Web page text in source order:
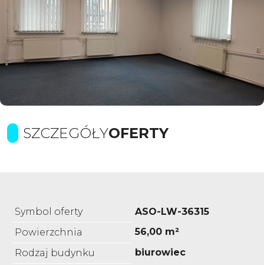
SZCZEGÓŁYOFERTY
Symbol oferty
ASO-LW-36315
Powierzchnia
56,00 m²
Rodzaj budynku
biurowiec